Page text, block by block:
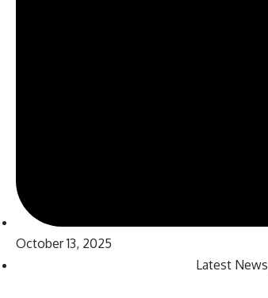
October 13, 2025
Latest News